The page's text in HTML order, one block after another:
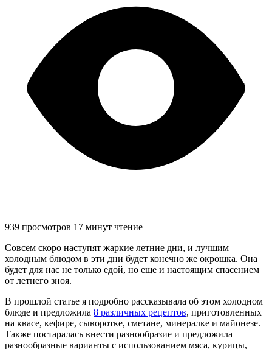
939 просмотров 17 минут чтение
Совсем скоро наступят жаркие летние дни, и лучшим
холодным блюдом в эти дни будет конечно же окрошка. Она
будет для нас не только едой, но еще и настоящим спасением
от летнего зноя.
В прошлой статье я подробно рассказывала об этом холодном
блюде и предложила 8 различных рецептов, приготовленных
на квасе, кефире, сыворотке, сметане, минералке и майонезе.
Также постаралась внести разнообразие и предложила
разнообразные варианты с использованием мяса, курицы,